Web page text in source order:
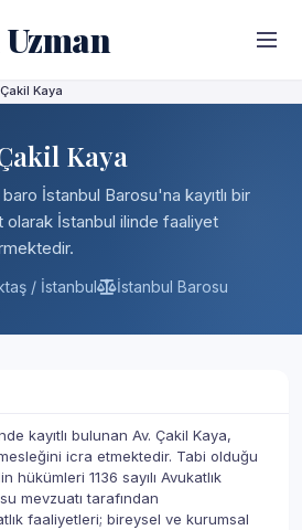
Kaya
Kaya
İstanbul Barosu'na kayıtlı bir
olarak İstanbul ilinde faaliyet
/ İstanbul İstanbul Barosu
kayıtlı bulunan Av. Çakil Kaya,
icra etmektedir. Tabi olduğu
hükümleri 1136 sayılı Avukatlık
mevzuatı tarafından
faaliyetleri; bireysel ve kurumsal